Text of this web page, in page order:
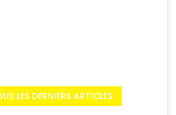
LES DERNIERS ARTICLES